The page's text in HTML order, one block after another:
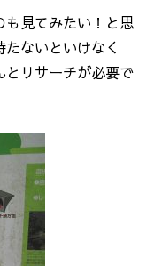
も見てみたい！と思
ないといけなく
とリサーチが必要で